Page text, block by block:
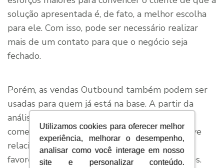
Utilizamos cookies para oferecer melhor
experiência, melhorar o desempenho,
analisar como você interage em nosso
site e personalizar conteúdo.
solução apresentada é, de fato, a melhor escolha
para ele. Com isso, pode ser necessário realizar
mais de um contato para que o negócio seja
fechado.
Porém, as vendas Outbound também podem ser
usadas para quem já está na base. A partir da
análise de perfil e comportamento, o time
comercial faz ofertas para quem já tem ou teve
relacionamento com o empreendimento,
favorecendo a geração de novas oportunidades.